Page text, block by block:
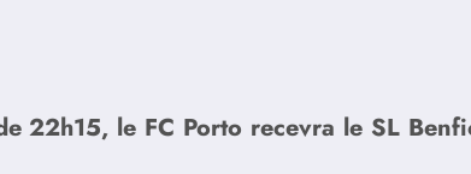
22h15, le FC Porto recevra le SL